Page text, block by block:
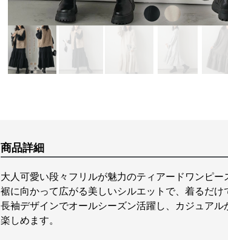
商品詳細
大人可愛い段々フリルが魅力のティアードワンピー
裾に向かって広がる美しいシルエットで、着るだけ
長袖デザインでオールシーズン活躍し、カジュア
楽しめます。